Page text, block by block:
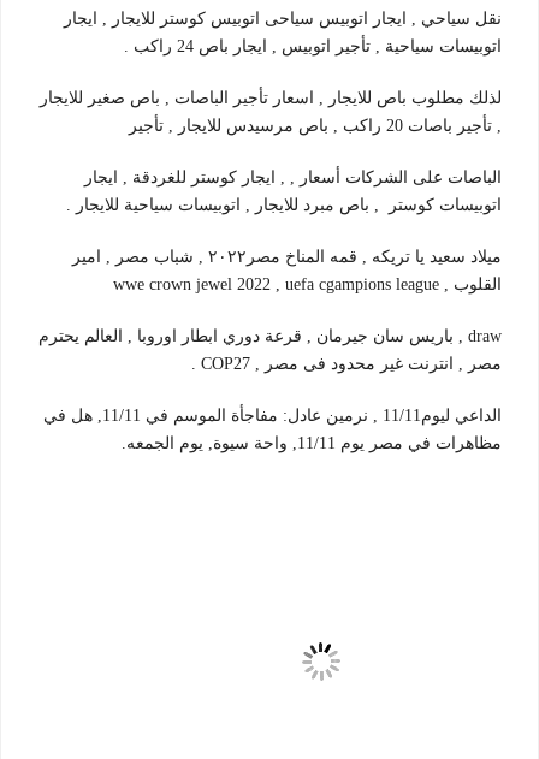
نقل سياحي , ايجار اتوبيس سياحى اتوبيس كوستر للايجار , ايجار
اتوبيسات سياحية , تأجير اتوبيس , ايجار باص 24 راكب .
لذلك مطلوب باص للايجار , اسعار تأجير الباصات , باص صغير للايجار
, تأجير باصات 20 راكب , باص مرسيدس للايجار , تأجير
الباصات على الشركات أسعار , , ايجار كوستر للغردقة , ايجار
اتوبيسات كوستر , باص مبرد للايجار , اتوبيسات سياحية للايجار .
ميلاد سعيد يا تريكه , قمه المناخ مصر٢٠٢٢ , شباب مصر , امير
القلوب , wwe crown jewel 2022 , uefa cgampions league
draw , باريس سان جيرمان , قرعة دوري ابطار اوروبا , العالم يحترم
مصر , انترنت غير محدود فى مصر , COP27 .
الداعي ليوم11/11 , نرمين عادل: مفاجأة الموسم في 11/11, هل في
مظاهرات في مصر يوم 11/11, واحة سيوة, يوم الجمعه.